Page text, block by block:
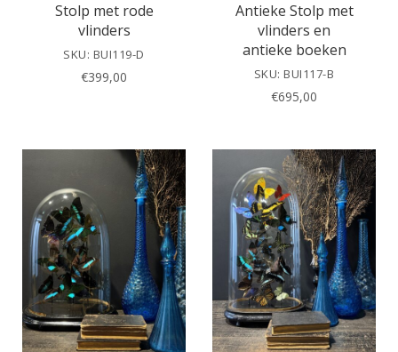
Stolp met rode
vlinders
SKU: BUI119-D
€399,00
Antieke Stolp met
vlinders en
antieke boeken
SKU: BUI117-B
€695,00